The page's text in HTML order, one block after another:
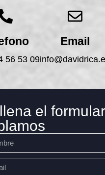
56 53 09
Email
el